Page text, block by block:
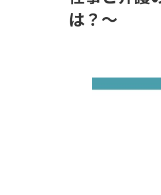
は？～